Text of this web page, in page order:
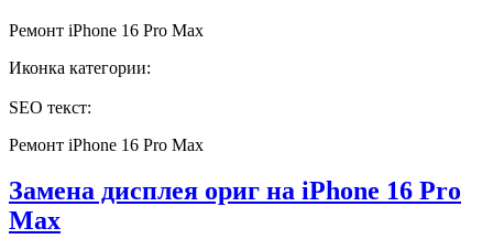
Ремонт iPhone 16 Pro Max
Иконка категории:
SEO текст:
Ремонт iPhone 16 Pro Max
Замена дисплея ориг на iPhone 16 Pro
Max